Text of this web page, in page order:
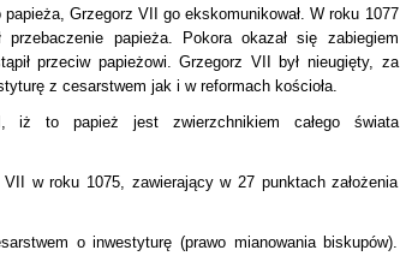
Grzegorz VII go ekskomunikował. W roku 1077
papieża. Pokora okazał się zabiegiem
przeciw papieżowi. Grzegorz VII był nieugięty, za
z cesarstwem jak i w reformach kościoła.
iż to papież jest zwierzchnikiem całego świata
w roku 1075, zawierający w 27 punktach założenia
o inwestyturę (prawo mianowania biskupów).